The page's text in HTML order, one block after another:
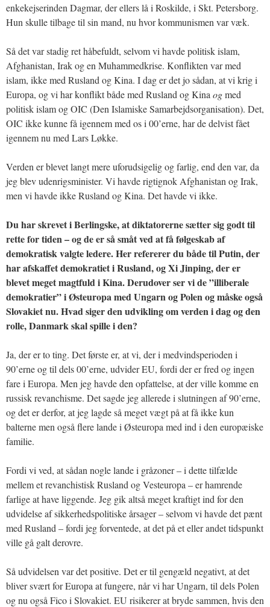
enkekejserinden Dagmar, der ellers lå i Roskilde, i Skt. Petersborg.
Hun skulle tilbage til sin mand, nu hvor kommunismen var væk.
Så det var stadig ret håbefuldt, selvom vi havde politisk islam,
Afghanistan, Irak og en Muhammedkrise. Konflikten var med
islam, ikke med Rusland og Kina. I dag er det jo sådan, at vi krig i
Europa, og vi har konflikt både med Rusland og Kina ogmed
politisk islam og OIC (Den Islamiske Samarbejdsorganisation). Det,
OIC ikke kunne få igennem med os i 00’erne, har de delvist fået
igennem nu med Lars Løkke.
Verden er blevet langt mere uforudsigelig og farlig, end den var, da
jeg blev udenrigsminister. Vi havde rigtignok Afghanistan og Irak,
men vi havde ikke Rusland og Kina. Det havde vi ikke.
Du har skrevet i Berlingske, at diktatorerne sætter sig godt til
rette for tiden – og de er så småt ved at få følgeskab af
demokratisk valgte ledere. Her refererer du både til Putin, der
har afskaffet demokratiet i Rusland, og Xi Jinping, der er
blevet meget magtfuld i Kina. Derudover ser vi de ”illiberale
demokratier” i Østeuropa med Ungarn og Polen og måske også
Slovakiet nu. Hvad siger den udvikling om verden i dag og den
rolle, Danmark skal spille i den?
Ja, der er to ting. Det første er, at vi, der i medvindsperioden i
90’erne og til dels 00’erne, udvider EU, fordi der er fred og ingen
fare i Europa. Men jeg havde den opfattelse, at der ville komme en
russisk revanchisme. Det sagde jeg allerede i slutningen af 90’erne,
og det er derfor, at jeg lagde så meget vægt på at få ikke kun
balterne men også flere lande i Østeuropa med ind i den europæiske
familie.
Fordi vi ved, at sådan nogle lande i gråzoner – i dette tilfælde
mellem et revanchistisk Rusland og Vesteuropa – er hamrende
farlige at have liggende. Jeg gik altså meget kraftigt ind for den
udvidelse af sikkerhedspolitiske årsager – selvom vi havde det pænt
med Rusland – fordi jeg forventede, at det på et eller andet tidspunkt
ville gå galt derovre.
Så udvidelsen var det positive. Det er til gengæld negativt, at det
bliver svært for Europa at fungere, når vi har Ungarn, til dels Polen
og nu også Fico i Slovakiet. EU risikerer at bryde sammen, hvis den